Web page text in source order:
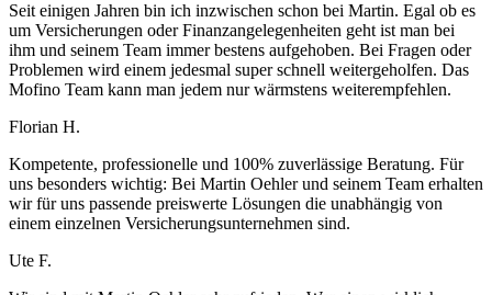
Seit einigen Jahren bin ich inzwischen schon bei Martin. Egal ob es
um Versicherungen oder Finanzangelegenheiten geht ist man bei
ihm und seinem Team immer bestens aufgehoben. Bei Fragen oder
Problemen wird einem jedesmal super schnell weitergeholfen. Das
Mofino Team kann man jedem nur wärmstens weiterempfehlen.
Florian H.
Kompetente, professionelle und 100% zuverlässige Beratung. Für
uns besonders wichtig: Bei Martin Oehler und seinem Team erhalten
wir für uns passende preiswerte Lösungen die unabhängig von
einem einzelnen Versicherungsunternehmen sind.
Ute F.